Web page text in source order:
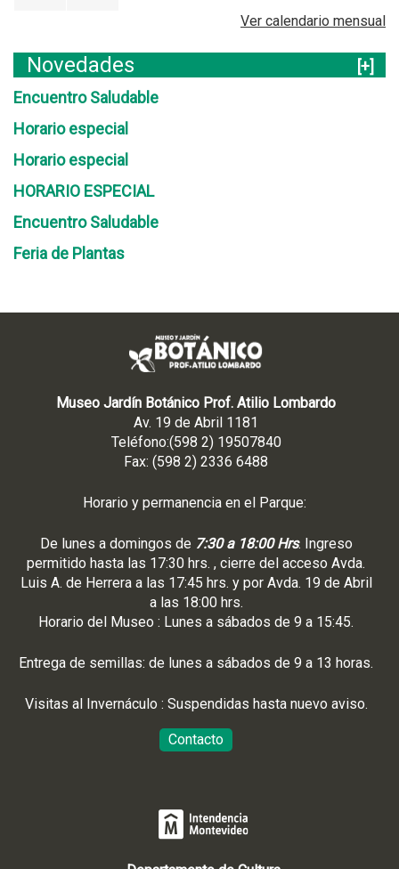
Ver calendario mensual
Novedades
[+]
Encuentro Saludable
Horario especial
Horario especial
HORARIO ESPECIAL
Encuentro Saludable
Feria de Plantas
Museo Jardín Botánico Prof. Atilio Lombardo
Av. 19 de Abril 1181
Teléfono:(598 2) 19507840
Fax: (598 2) 2336 6488
Horario y permanencia en el Parque:
De lunes a domingos de 7:30 a 18:00 Hrs. Ingreso
permitido hasta las 17:30 hrs. , cierre del acceso Avda.
Luis A. de Herrera a las 17:45 hrs. y por Avda. 19 de Abril
a las 18:00 hrs.
Horario del Museo : Lunes a sábados de 9 a 15:45.
Entrega de semillas: de lunes a sábados de 9 a 13 horas.
Visitas al Invernáculo : Suspendidas hasta nuevo aviso.
Contacto